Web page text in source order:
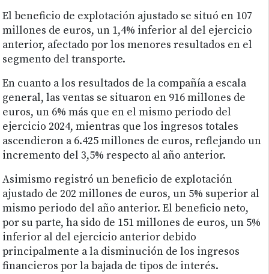
El beneficio de explotación ajustado se situó en 107
millones de euros, un 1,4% inferior al del ejercicio
anterior, afectado por los menores resultados en el
segmento del transporte.
En cuanto a los resultados de la compañía a escala
general, las ventas se situaron en 916 millones de
euros, un 6% más que en el mismo periodo del
ejercicio 2024, mientras que los ingresos totales
ascendieron a 6.425 millones de euros, reflejando un
incremento del 3,5% respecto al año anterior.
Asimismo registró un beneficio de explotación
ajustado de 202 millones de euros, un 5% superior al
mismo periodo del año anterior. El beneficio neto,
por su parte, ha sido de 151 millones de euros, un 5%
inferior al del ejercicio anterior debido
principalmente a la disminución de los ingresos
financieros por la bajada de tipos de interés.